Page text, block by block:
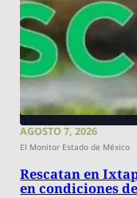
AGOSTO 7, 2026
El Monitor Estado de México
Rescatan en
en condiciones